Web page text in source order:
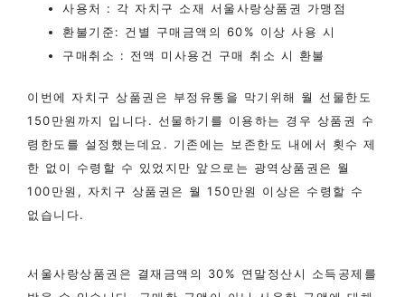
사용처 : 각 자치구 소재 서울사랑상품권 가맹점
환불기준: 건별 구매금액의 60% 이상 사용 시
구매취소 : 전액 미사용건 구매 취소 시 환불
​이번에 자치구 상품권은 부정유통을 막기위해 월 선물한도
150만원까지 입니다. 선물하기를 이용하는 경우 상품권 수
령한도를 설정했는데요. 기존에는 보존한도 내에서 횟수 제
한 없이 수령할 수 있었지만 앞으로는 광역상품권은 월
100만원, 자치구 상품권은 월 150만원 이상은 수령할 수
없습니다.
​서울사랑상품권은 결재금액의 30% 연말정산시 소득공제를